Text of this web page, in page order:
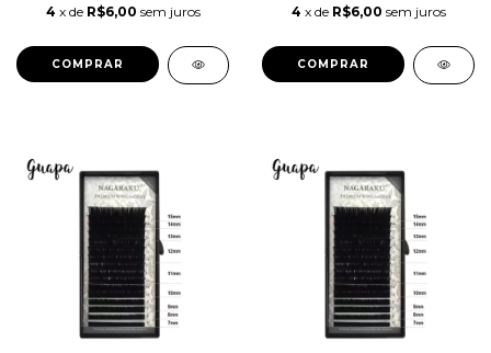
4 x de R$6,00 sem juros 4 x de R$6,00 sem juros